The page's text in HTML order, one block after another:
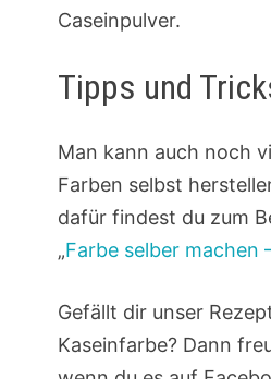
Caseinpulver.
Tipps und
Man kann auch noch
Farben selbst
dafür findest du zum
„Farbe selber machen
Gefällt dir unser
Kaseinfarbe? Dann